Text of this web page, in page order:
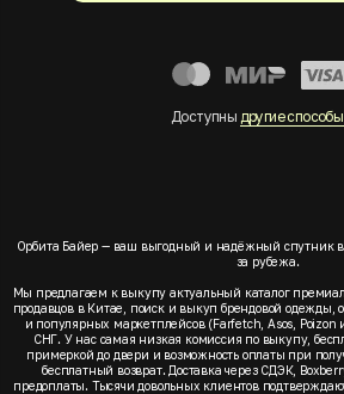
Доступны другие
Орбита Байер — ваш выгодный и надёжный спутник в
за рубежа.
Мы предлагаем к выкупу актуальный каталог
продавцов в Китае, поиск и выкуп брендовой одежды,
и популярных маркетплейсов (Farfetch, Asos, Poizon
СНГ. У нас самая низкая комиссия по выкупу,
примеркой до двери и возможность оплаты при
бесплатный возврат. Доставка через СДЭК,
предоплаты. Тысячи довольных клиентов